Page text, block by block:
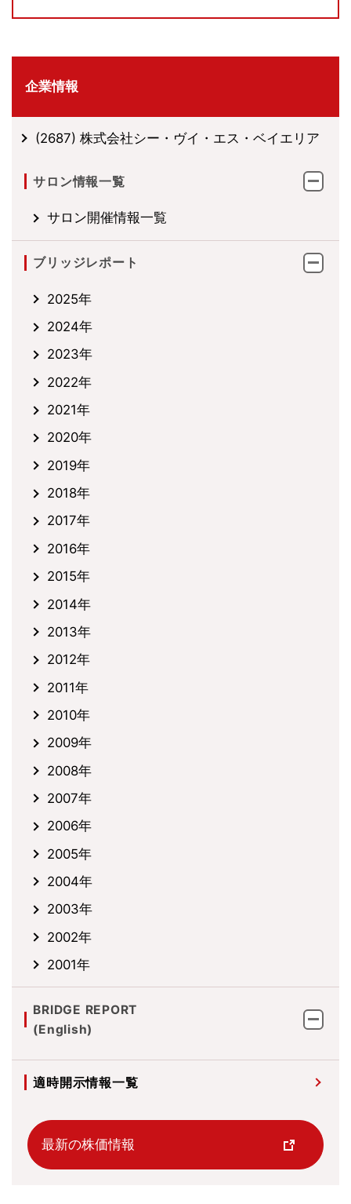
企業情報
(2687) 株式会社シー・ヴイ・エス・ベイエリア
サロン情報一覧
サロン開催情報一覧
ブリッジレポート
2025年
2024年
2023年
2022年
2021年
2020年
2019年
2018年
2017年
2016年
2015年
2014年
2013年
2012年
2011年
2010年
2009年
2008年
2007年
2006年
2005年
2004年
2003年
2002年
2001年
BRIDGE REPORT
(English)
適時開示情報一覧
最新の株価情報